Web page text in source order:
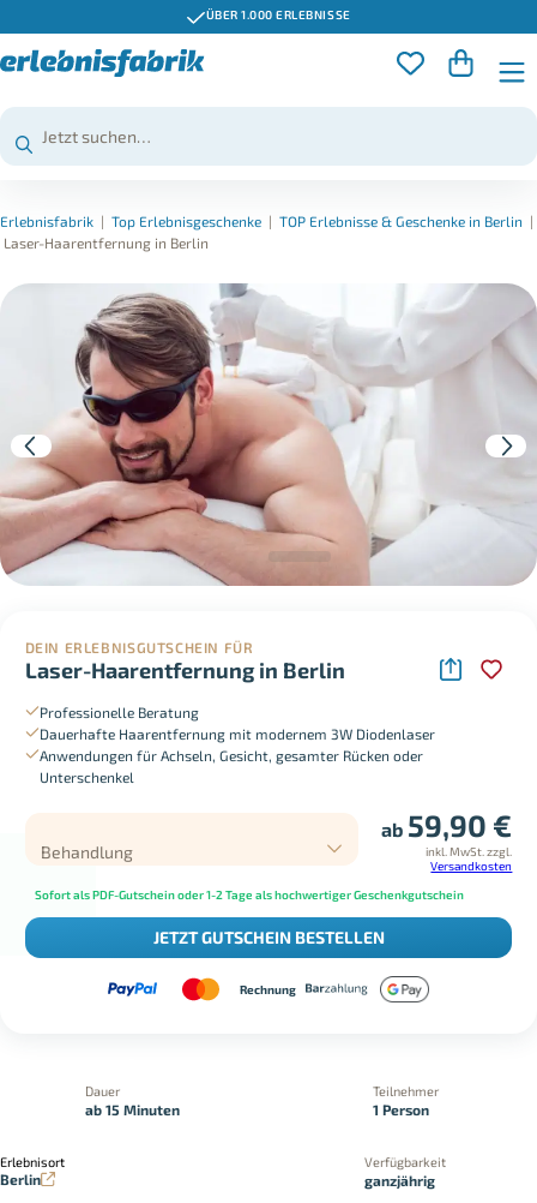
ÜBER 1.000 ERLEBNISSE
Erlebnisfabrik | Top Erlebnisgeschenke | TOP Erlebnisse & Geschenke in Berlin |
Laser-Haarentfernung in Berlin
DEIN ERLEBNISGUTSCHEIN FÜR
Laser-Haarentfernung in Berlin
Professionelle Beratung
Dauerhafte Haarentfernung mit modernem 3W Diodenlaser
Anwendungen für Achseln, Gesicht, gesamter Rücken oder
Unterschenkel
Behandlung
ab 59,90 €
inkl. MwSt. zzgl.
Versandkosten
Sofort als PDF-Gutschein oder 1-2 Tage als hochwertiger Geschenkgutschein
JETZT GUTSCHEIN BESTELLEN
Rechnung
Dauer
ab 15 Minuten
Teilnehmer
1 Person
Erlebnisort
Berlin
Verfügbarkeit
ganzjährig